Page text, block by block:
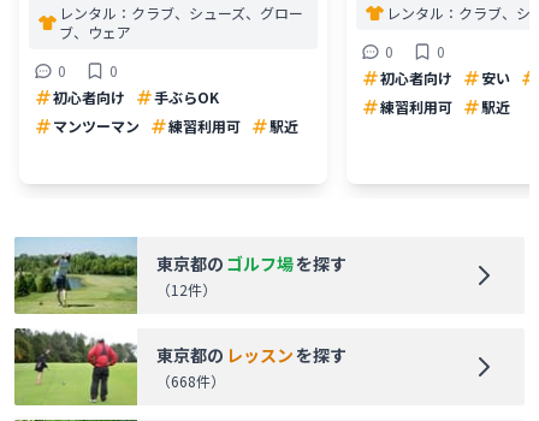
レンタル： クラブ、シューズ、グロー
ブ、ウェア
0
0
初心者向け
手ぶらOK
マンツーマン
練習利用可 駅近
レンタル： クラブ、シ
0
0
初心者向け
安い
練習利用可
駅近
東京都の ゴルフ場を探す
（12件）
東京都の レッスンを探す
（668件）